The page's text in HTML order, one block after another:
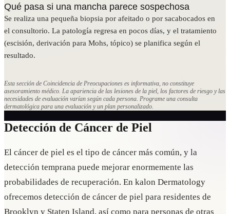
Qué pasa si una mancha parece sospechosa
Se realiza una pequeña biopsia por afeitado o por sacabocados en
el consultorio. La patología regresa en pocos días, y el tratamiento
(escisión, derivación para Mohs, tópico) se planifica según el
resultado.
Esta sección de Coincidencia de Preocupaciones es informativa, no constituye
asesoramiento médico. La apariencia de las lesiones de la piel, los factores de riesgo y las
necesidades de evaluación varían según cada persona. Programe una consulta
dermatológica para una evaluación y un plan personalizado.
Detección de Cáncer de Piel
El cáncer de piel es el tipo de cáncer más común, y la
detección temprana puede mejorar enormemente las
probabilidades de recuperación. En kalon Dermatology
ofrecemos detección de cáncer de piel para residentes de
Brooklyn y Staten Island, así como para personas de otras